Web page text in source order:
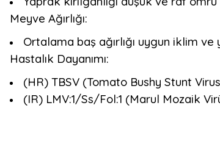
Meyve Ağırlığı:
Ortalama baş ağırlığı uygun iklim
Hastalık Dayanımı:
(HR) TBSV (Tomato Bushy Stunt
(IR) LMV:1/Ss/Fol:1 (Marul Mozaik